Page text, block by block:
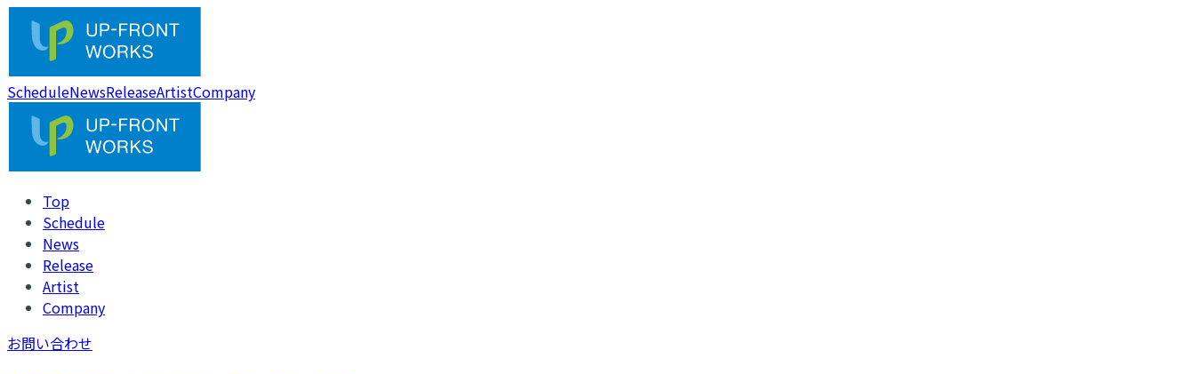
ScheduleNewsReleaseArtistCompany
Top
Schedule
News
Release
Artist
Company
お問い合わせ